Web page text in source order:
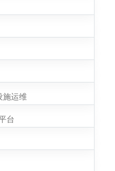
施运维
台